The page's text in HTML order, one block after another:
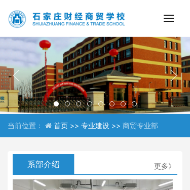
当前位置： 首页 >> 专业建设 >> 商贸专业部
系部介绍 更多》